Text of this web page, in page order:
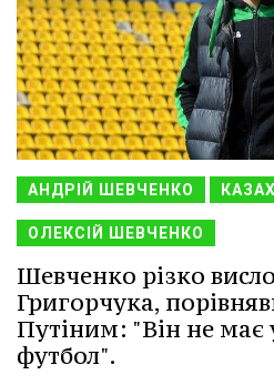
АНДРІЙ ШЕВЧЕНКО
ОЛЕКСІЙ ШЕВЧЕНКО
Шевченко різко
Григорчука,
Путіним: "Він не має
футбол".